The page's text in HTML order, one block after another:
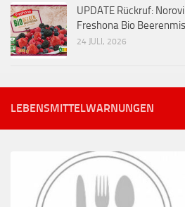
UPDATE Rückruf:
Freshona Bio
24 JULI, 2026
LEBENSMITTELWARNUNGEN